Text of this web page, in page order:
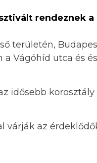
rendeznek a
területén,
Vágóhíd utca és
idősebb
várják az